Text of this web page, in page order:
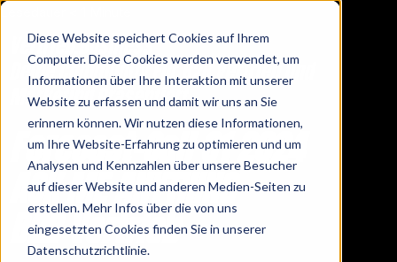
Diese Website speichert Cookies auf Ihrem
Computer. Diese Cookies werden verwendet, um
Informationen über Ihre Interaktion mit unserer
Website zu erfassen und damit wir uns an Sie
erinnern können. Wir nutzen diese Informationen,
um Ihre Website-Erfahrung zu optimieren und um
Analysen und Kennzahlen über unsere Besucher
auf dieser Website und anderen Medien-Seiten zu
erstellen. Mehr Infos über die von uns
eingesetzten Cookies finden Sie in unserer
Datenschutzrichtlinie.
Lesedauer
Vertrieb.Business
Deine Community Für B2B Vertrieb Und
Marketing Präsentiert
Forecast-Call Q1 2024
ASK ME ANYTHING
B2B Vertrieb